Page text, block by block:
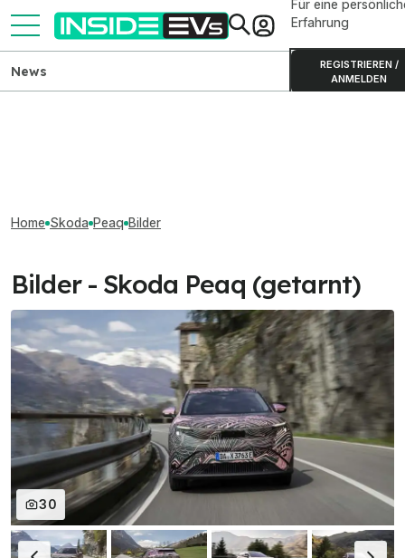
Für eine
Erfahrung
REGISTRIEREN /
ANMELDEN
News
Home Skoda Peaq Bilder
Bilder - Skoda Peaq (getarnt)
30